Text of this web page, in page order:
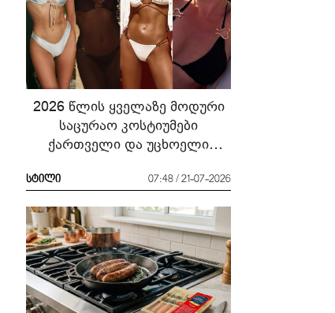
2026 წლის ყველაზე მოდური
საცურაო კოსტიუმები
ქართველი და უცხოელი
რა ჩავიცვათ სანაპიროზე?
სტილი 07:48 / 21-07-2026